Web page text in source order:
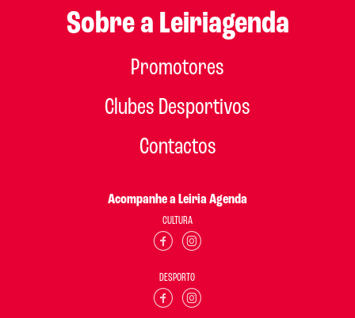
Sobre a Leiriagenda
Promotores
Clubes Desportivos
Contactos
Acompanhe a Leiria Agenda
CULTURA
DESPORTO